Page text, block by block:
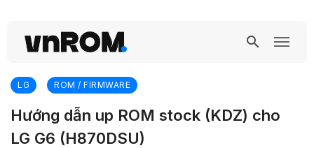
LG ROM / FIRMWARE
Hướng dẫn up ROM stock (KDZ) cho
LG G6 (H870DSU)